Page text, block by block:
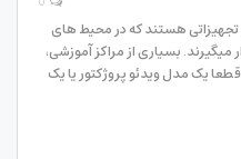
تجهیزاتی هستند که در محیط های
میگیرند. بسیاری از مراکز آموزشی،
یک مدل ویدئو پروژکتور یا یک